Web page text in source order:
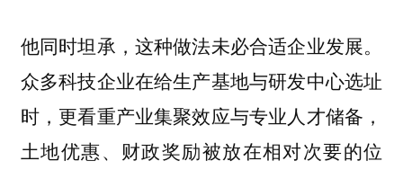
他同时坦承，这种做法未必合适企业发展。
众多科技企业在给生产基地与研发中心选址
时，更看重产业集聚效应与专业人才储备，
土地优惠、财政奖励被放在相对次要的位